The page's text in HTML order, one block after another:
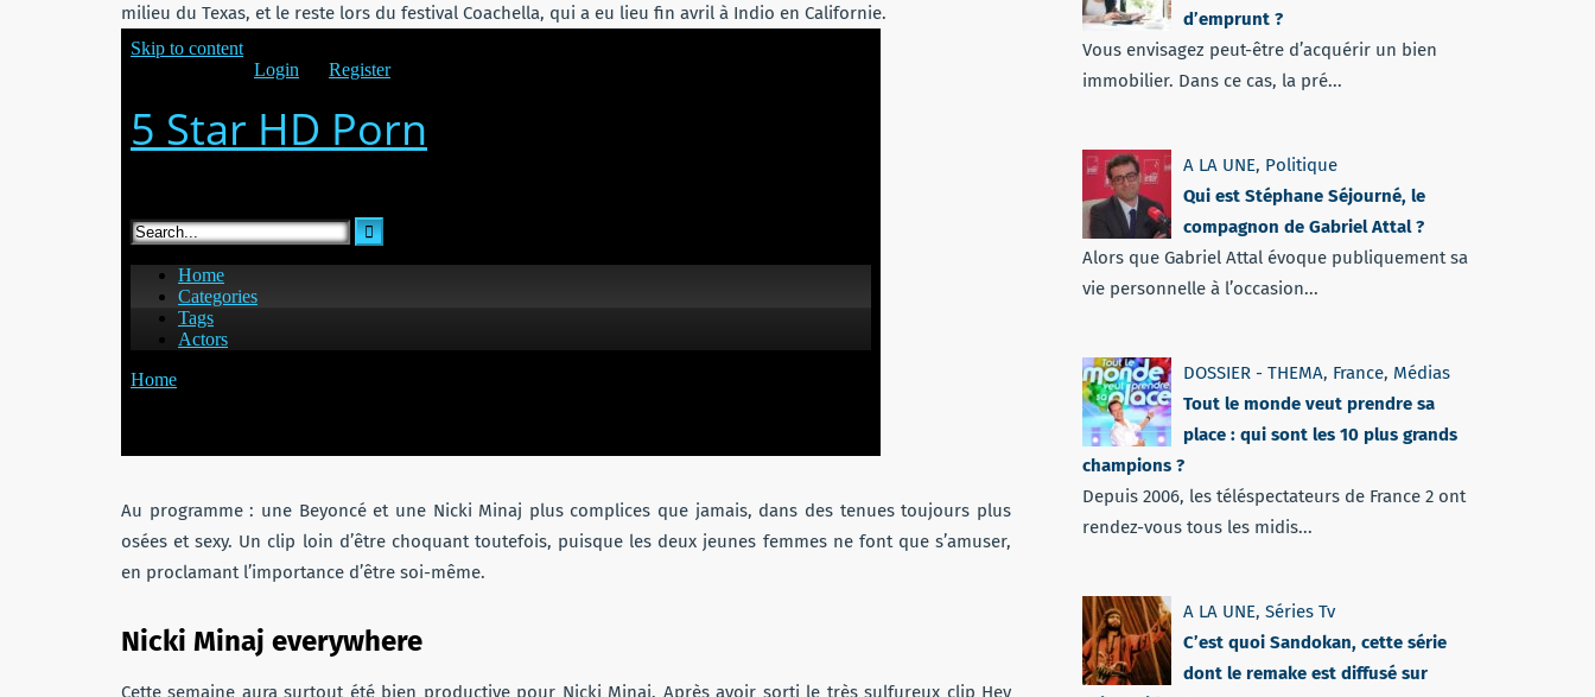
milieu du Texas, et le reste lors du festival Coachella, qui a eu lieu fin avril à Indio en Californie.
Au programme : une Beyoncé et une Nicki Minaj plus complices que jamais, dans des tenues toujours plus
osées et sexy. Un clip loin d’être choquant toutefois, puisque les deux jeunes femmes ne font que s’amuser,
en proclamant l’importance d’être soi-même.
Nicki Minaj everywhere
Cette semaine aura surtout été bien productive pour Nicki Minaj. Après avoir sorti le très sulfureux clip Hey
d’emprunt ?
Vous envisagez peut-être d’acquérir un bien
immobilier. Dans ce cas, la pré...
A LA UNE, Politique
Qui est Stéphane Séjourné, le
compagnon de Gabriel Attal ?
Alors que Gabriel Attal évoque publiquement sa
vie personnelle à l’occasion...
DOSSIER - THEMA, France, Médias
Tout le monde veut prendre sa
place : qui sont les 10 plus grands
champions ?
Depuis 2006, les téléspectateurs de France 2 ont
rendez-vous tous les midis...
A LA UNE, Séries Tv
C’est quoi Sandokan, cette série
dont le remake est diffusé sur